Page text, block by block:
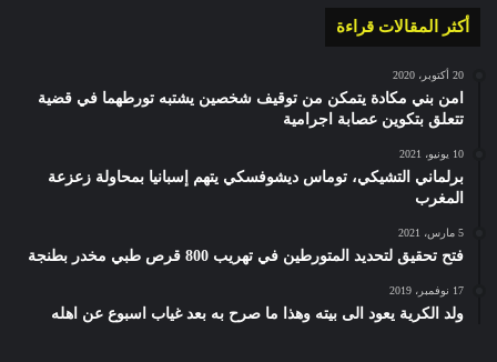
أكثر المقالات قراءة
20 أكتوبر، 2020
امن بني مكادة يتمكن من توقيف شخصين يشتبه تورطهما في قضية
تتعلق بتكوين عصابة اجرامية
10 يونيو، 2021
برلماني التشيكي، توماس ديشوفسكي يتهم إسبانيا بمحاولة زعزعة
المغرب
5 مارس، 2021
فتح تحقيق لتحديد المتورطين في تهريب 800 قرص طبي مخدر بطنجة
17 نوفمبر، 2019
ولد الكرية يعود الى بيته وهذا ما صرح به بعد غياب اسبوع عن اهله